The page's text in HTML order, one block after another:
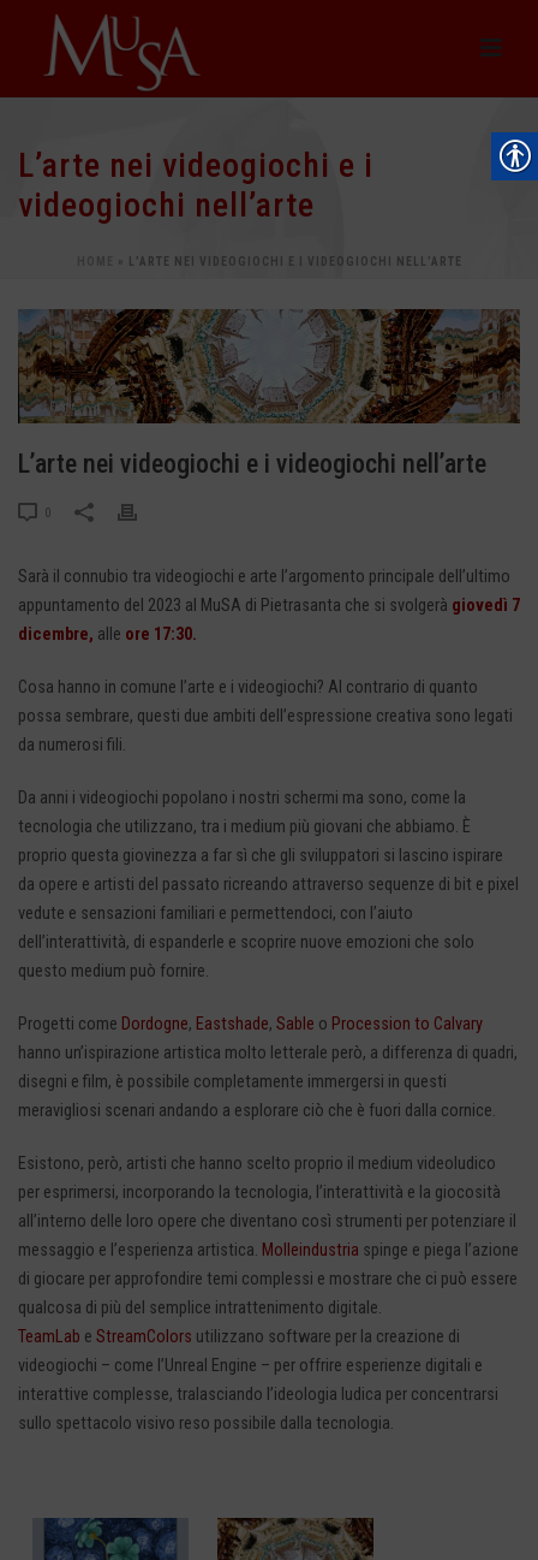
L’arte nei videogiochi e i
videogiochi nell’arte
» L’ARTE NEI VIDEOGIOCHI E I VIDEOGIOCHI NELL’ARTE
L’arte nei videogiochi e i videogiochi nell’arte
0
Sarà il connubio tra videogiochi e arte l’argomento principale dell’ultimo
appuntamento del 2023 al MuSA di Pietrasanta che si svolgerà giovedì 7
dicembre, alle ore 17:30.
Cosa hanno in comune l’arte e i videogiochi? Al contrario di quanto
possa sembrare, questi due ambiti dell’espressione creativa sono legati
da numerosi fili.
Da anni i videogiochi popolano i nostri schermi ma sono, come la
tecnologia che utilizzano, tra i medium più giovani che abbiamo. È
proprio questa giovinezza a far sì che gli sviluppatori si lascino ispirare
da opere e artisti del passato ricreando attraverso sequenze di bit e pixel
vedute e sensazioni familiari e permettendoci, con l’aiuto
dell’interattività, di espanderle e scoprire nuove emozioni che solo
questo medium può fornire.
Progetti come Dordogne, Eastshade, Sabl e o Procession to Calvary
hanno un’ispirazione artistica molto letterale però, a differenza di quadri,
disegni e film, è possibile completamente immergersi in questi
meravigliosi scenari andando a esplorare ciò che è fuori dalla cornice.
Esistono, però, artisti che hanno scelto proprio il medium videoludico
per esprimersi, incorporando la tecnologia, l’interattività e la giocosità
all’interno delle loro opere che diventano così strumenti per potenziare il
messaggio e l’esperienza artistica. Molleindustria spinge e piega l’azione
di giocare per approfondire temi complessi e mostrare che ci può essere
qualcosa di più del semplice intrattenimento digitale.
TeamLab e StreamColors utilizzano software per la creazione di
videogiochi – come l’Unreal Engine – per offrire esperienze digitali e
interattive complesse, tralasciando l’ideologia ludica per concentrarsi
sullo spettacolo visivo reso possibile dalla tecnologia.